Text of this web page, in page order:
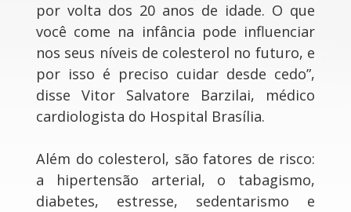
por volta dos 20 anos de idade. O que
você come na infância pode influenciar
nos seus níveis de colesterol no futuro, e
por isso é preciso cuidar desde cedo”,
disse Vitor Salvatore Barzilai, médico
cardiologista do Hospital Brasília.
Além do colesterol, são fatores de risco:
a hipertensão arterial, o tabagismo,
diabetes, estresse, sedentarismo e